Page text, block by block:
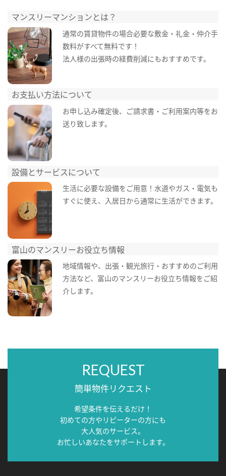
マンスリーマンションとは？
通常の賃貸物件の場合必要な敷金・礼金・仲介手
数料がすべて無料です！
法人様の出張時の経費削減にもおすすめです。
お支払い方法について
お申し込み確定後、ご請求書・ご利用案内等をお
送り致します。
設備とサービスについて
生活に必要な設備をご用意！水道やガス・電気も
すぐに使え、入居日から通常に生活ができます。
富山のマンスリーお役立ち情報
地域情報や、出張・観光旅行・おすすめのご利用
方法など、富山のマンスリーお役立ち情報をご紹
介します。
REQUEST
簡単物件リクエスト
希望条件を伝えるだけ！
初めての方やリピーターの方にも
大人気のサービス。
お忙しいあなたをサポートします。